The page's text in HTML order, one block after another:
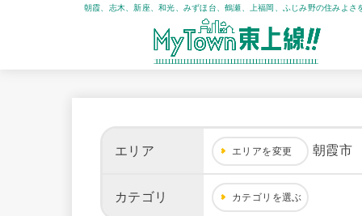
朝霞、志木、新座、和光、みずほ台、鶴瀬、上福岡、ふじみ野の住みよさ
エリア エリアを変更 朝霞市
カテゴリ カテゴリを選ぶ